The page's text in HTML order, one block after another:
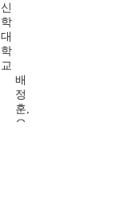
신
학
대
학
교
배
정
훈,
오